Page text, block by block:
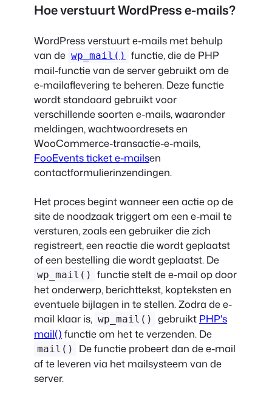
Hoe verstuurt WordPress e-mails?
WordPress verstuurt e-mails met behulp
van de wp_mail()
functie, die de PHP
mail-functie van de server gebruikt om de
e-mailaflevering te beheren. Deze functie
wordt standaard gebruikt voor
verschillende soorten e-mails, waaronder
meldingen, wachtwoordresets en
WooCommerce-transactie-e-mails,
FooEvents ticket e-mailsen
contactformulierinzendingen.
Het proces begint wanneer een actie op de
site de noodzaak triggert om een e-mail te
versturen, zoals een gebruiker die zich
registreert, een reactie die wordt geplaatst
of een bestelling die wordt geplaatst. De
wp_mail()
functie stelt de e-mail op door
het onderwerp, berichttekst, kopteksten en
eventuele bijlagen in te stellen. Zodra de e-
mail klaar is, wp_mail() gebruikt PHP's
mail() functie om het te verzenden. De
mail()
De functie probeert dan de e-mail
af te leveren via het mailsysteem van de
server.